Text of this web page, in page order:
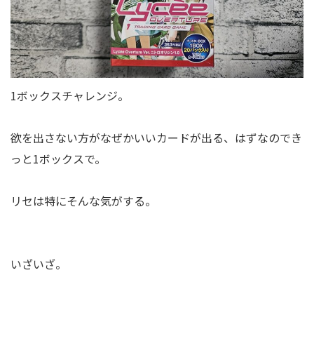
1ボックスチャレンジ。
欲を出さない方がなぜかいいカードが出る、はずなのでき
っと1ボックスで。
リセは特にそんな気がする。
いざいざ。